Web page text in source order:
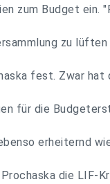
zum Budget ein.
zu
fest. Zwar hat
für die
erheiternd
die LIF-